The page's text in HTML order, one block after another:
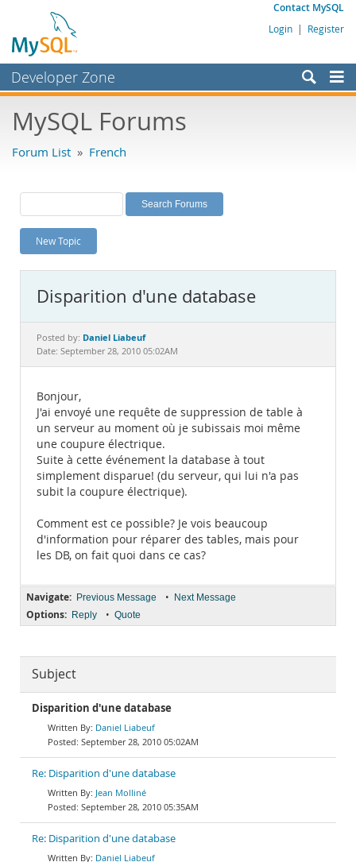
Contact MySQL
Login | Register
Developer Zone
Bugs
Labs
Planet MySQL
News and Events
MySQL.com
Downloads
Documentation
MySQL Forums
Forum List » French
New Topic
Disparition d'une database
Posted by: Daniel Liabeuf
Date: September 28, 2010 05:02AM
Bonjour,
J'ai envoyé une requête de suppression de table à
un serveur au moment où je subissais moi même
une coupure électrique.
Suite à cette événement la database à tout
simplement disparue! (du serveur, qui lui n'a pas
subit la coupure électrique).
Comment est ce possible? Je vois beaucoup
d'information pour réparer des tables, mais pour
les DB, on fait quoi dans ce cas?
Navigate: Previous Message • Next Message
Options: Reply • Quote
Subject
Disparition d'une database
Daniel Liabeuf
September 28, 2010 05:02AM
Re: Disparition d'une database
Jean Molliné
September 28, 2010 05:35AM
Re: Disparition d'une database
Daniel Liabeuf